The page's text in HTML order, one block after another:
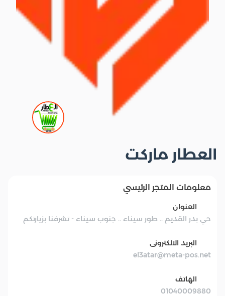
العطار ماركت
معلومات المتجر الرئيسي
العنوان
حي بدر القديم .. طور سيناء .. جنوب سيناء - تشرفنا بزيارتكم
البريد الالكترونى
el3atar@meta-pos.net
الهاتف
01040009880